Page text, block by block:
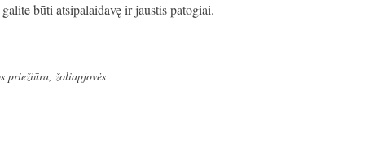
būti atsipalaidavę ir jaustis patogiai.
priežiūra, žoliapjovės